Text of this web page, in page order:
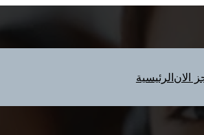
الرئيسيةالان